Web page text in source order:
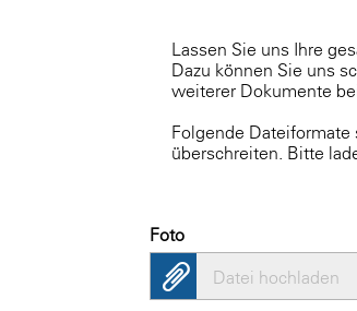
Lassen Sie uns Ihre
Dazu können Sie uns
weiterer Dokumente
Folgende Dateiformate
überschreiten. Bitte
Foto
Datei hochladen